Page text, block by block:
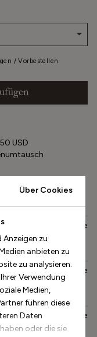
Über Cookies
Anzeigen zu
anbieten zu
zu analysieren.
Verwendung
Medien,
führen diese
Daten
oder die sie
/ Vorbestellen
USD
Large
Large
Large